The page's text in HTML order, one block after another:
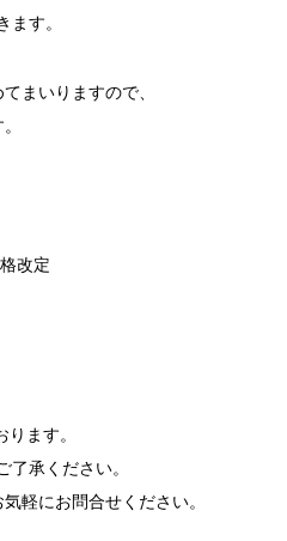
す。
まいりますので、
改定
ます。
承ください。
にお問合せください。